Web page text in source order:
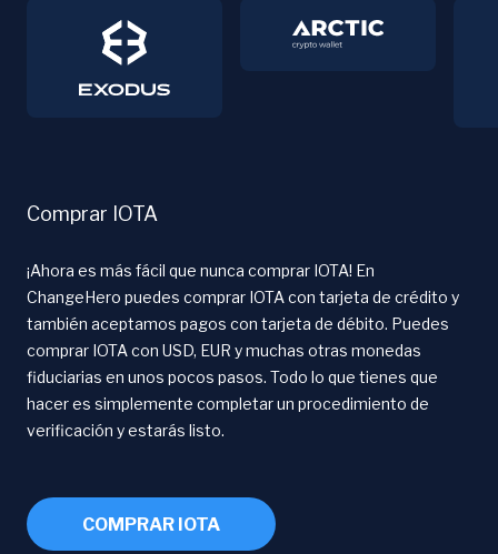
Comprar IOTA
¡Ahora es más fácil que nunca comprar IOTA! En
ChangeHero puedes comprar IOTA con tarjeta de crédito y
también aceptamos pagos con tarjeta de débito. Puedes
comprar IOTA con USD, EUR y muchas otras monedas
fiduciarias en unos pocos pasos. Todo lo que tienes que
hacer es simplemente completar un procedimiento de
verificación y estarás listo.
COMPRAR IOTA